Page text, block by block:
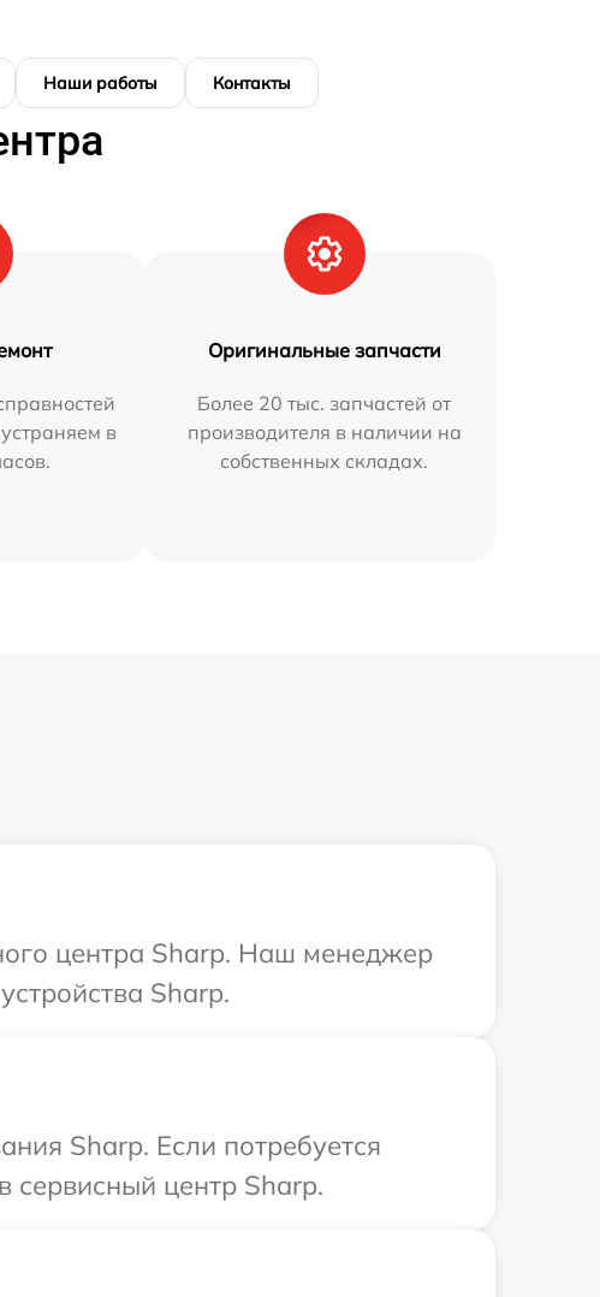
Наши работы Контакты
в
Оригинальные запчасти
Более 20 тыс. запчастей от
производителя в наличии на
собственных складах.
центра Sharp. Наш менеджер
Sharp.
Sharp. Если потребуется
сервисный центр Sharp.